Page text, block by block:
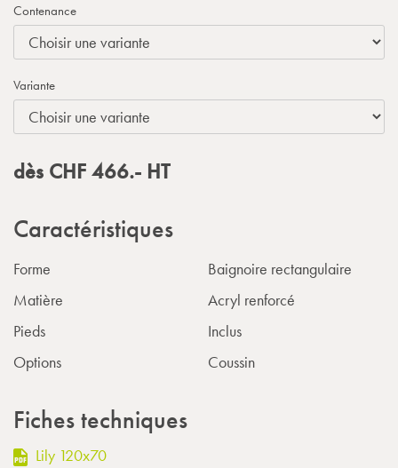
Contenance
Variante
dès CHF466.- HT
Caractéristiques
Forme
Baignoire rectangulaire
Matière
Acryl renforcé
Pieds
Inclus
Options
Coussin
Fiches techniques
Lily 120x70